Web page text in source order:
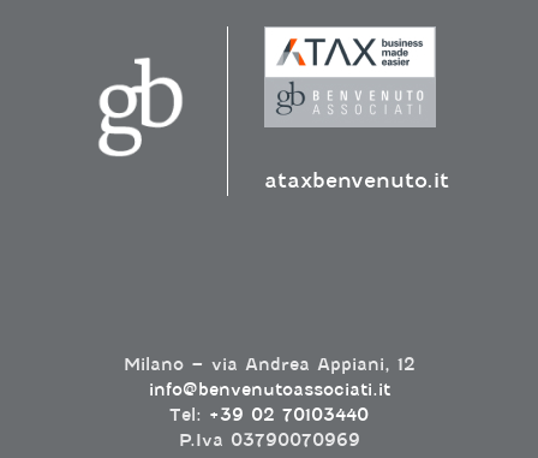
ataxbenvenuto.it
Milano – via Andrea Appiani, 12
info@benvenutoassociati.it
Tel: +39 02 70103440
P.Iva 03790070969